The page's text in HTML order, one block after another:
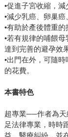
•促進子宮收縮，減
•減少乳癌、卵巢癌
•有助於產後體重
•若有規律的哺餵
達到完善的避孕效
•出門在外，可隨
的花費。
本書特色
超專業──作者為天
足法律專業，時時
益、醫療糾紛，並